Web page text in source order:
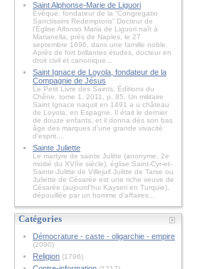
Saint Alphonse-Marie de Liguori
Évêque, fondateur de la “Congregatio
Sanctissimi Redemptoris” Docteur de
l'Église Alfonso Maria de Liguori naît à
Marianella, près de Naples, le 27
septembre 1696, dans une famille noble.
Après de fort brillantes études, docteur en
droit civil et canonique...
Saint Ignace de Loyola, fondateur de la
Compagnie de Jésus
Le Petit Livre des Saints, Éditions du
Chêne, tome 1, 2011, p. 85. Un militaire
Saint Ignace naquit en 1491 a u château
de Loyola, en Espagne. Il était le dernier
de douze enfants, et il donna dès son bas
âge des marques d'une grande vivacité
d'esprit....
Sainte Juliette
Le martyre de sainte Julitte (anonyme, 2e
moitié du XVIIe siècle), église Saint-Cyr-et-
Sainte-Julitte de Villejuif Julitte de Tarse ou
Juliette de Césarée est une riche veuve de
Césarée (aujourd'hui Kayseri en Turquie),
dépouillée par un homme d'affaires...
Catégories
Démocrature - caste - oligarchie - empire
(2090)
Religion(1796)